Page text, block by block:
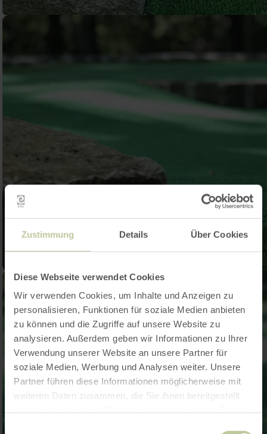
Zustimmung Details Über Cookies
Diese Webseite verwendet Cookies
Wir verwenden Cookies, um Inhalte und Anzeigen zu
personalisieren, Funktionen für soziale Medien anbieten
zu können und die Zugriffe auf unsere Website zu
analysieren. Außerdem geben wir Informationen zu Ihrer
Verwendung unserer Website an unsere Partner für
soziale Medien, Werbung und Analysen weiter. Unsere
Partner führen diese Informationen möglicherweise mit
weiteren Daten zusammen, die Sie ihnen bereitgestellt